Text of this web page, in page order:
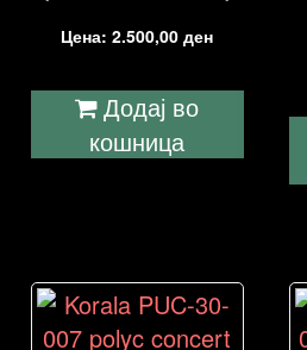
Цена:2.500,00ден
Додај во
кошница